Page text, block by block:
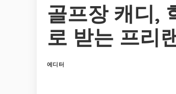
골프장 캐디,
로 받는 프리
Posted
에디터